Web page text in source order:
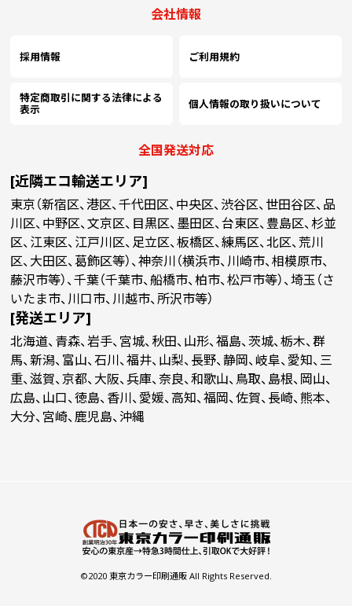
会社情報
採用情報 ご利用規約
特定商取引に関する法律による
表示
個人情報の取り扱いについて
全国発送対応
[近隣エコ輸送エリア]
東京（新宿区、港区、千代田区、中央区、渋谷区、世田谷区、品
川区、中野区、文京区、目黒区、墨田区、台東区、豊島区、杉並
区、江東区、江戸川区、足立区、板橋区、練馬区、北区、荒川
区、大田区、葛飾区等）、神奈川（横浜市、川崎市、相模原市、
藤沢市等）、千葉（千葉市、船橋市、柏市、松戸市等）、埼玉（さ
いたま市、川口市、川越市、所沢市等）
[発送エリア]
北海道、青森、岩手、宮城、秋田、山形、福島、茨城、栃木、群
馬、新潟、富山、石川、福井、山梨、長野、静岡、岐阜、愛知、三
重、滋賀、京都、大阪、兵庫、奈良、和歌山、鳥取、島根、岡山、
広島、山口、徳島、香川、愛媛、高知、福岡、佐賀、長崎、熊本、
大分、宮崎、鹿児島、沖縄
©2020 東京カラー印刷通販 All Rights Reserved.